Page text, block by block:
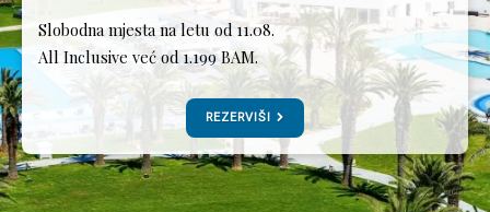
Slobodna mjesta na letu od 11.08.
All Inclusive već od 1.199 BAM.
REZERVIŠI